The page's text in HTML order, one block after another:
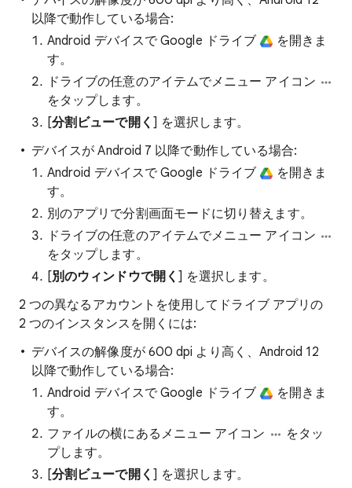
以降で動作している場合:
Android デバイスで Google ドライブ
を開きま
す。
ドライブの任意のアイテムでメニュー アイコン
をタップします。
[分割ビューで開く ] を選択します。
デバイスが Android 7 以降で動作している場合:
Android デバイスで Google ドライブ
を開きま
す。
別のアプリで分割画面モードに切り替えます。
ドライブの任意のアイテムでメニュー アイコン
をタップします。
[別のウィンドウで開く ] を選択します。
2 つの異なるアカウントを使用してドライブ アプリの
2 つのインスタンスを開くには:
デバイスの解像度が 600 dpi より高く、Android 12
以降で動作している場合:
Android デバイスで Google ドライブ
を開きま
す。
ファイルの横にあるメニュー アイコン
をタッ
プします。
[分割ビューで開く ] を選択します。